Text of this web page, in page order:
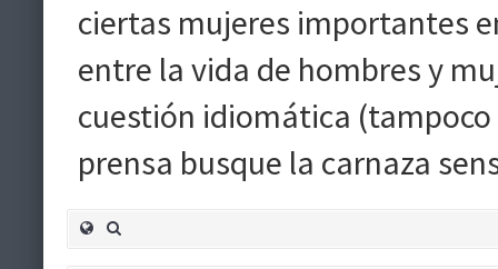
ciertas mujeres importantes
entre la vida de hombres y
cuestión idiomática
prensa busque la carnaza